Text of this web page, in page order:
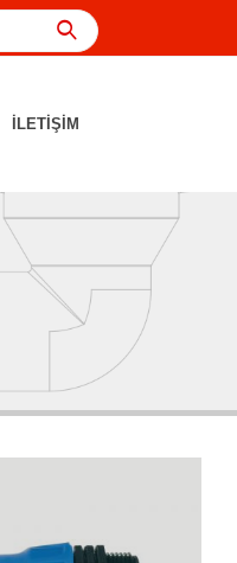
İLETIŞIM